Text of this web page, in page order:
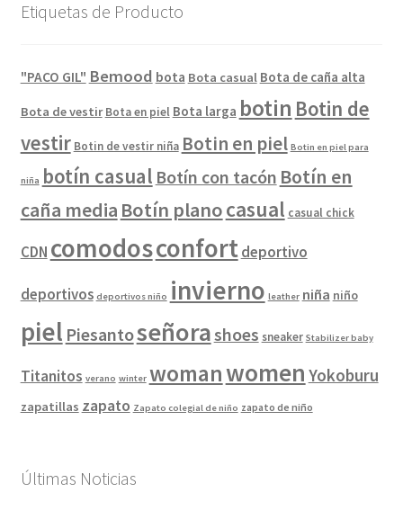
Etiquetas de Producto
"PACO GIL" Bemood bota Bota casual Bota de caña alta
Bota de vestir Bota en piel Bota larga botin Botin de
vestir Botin de vestir niña Botin en piel Botin en piel para
niña botín casual Botín con tacón Botín en
caña media Botín planocasual casual chick
CDN comodosconfortdeportivo
deportivos deportivos niño invierno leather niña niño
piel Piesantoseñorashoes sneaker Stabilizer baby
Titanitos verano winter womanwomen Yokoburu
zapatillas zapato Zapato colegial de niño zapato de niño
Últimas Noticias